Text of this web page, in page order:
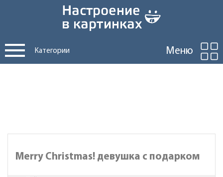
Категории Меню
Merry Christmas! девушка с подарком